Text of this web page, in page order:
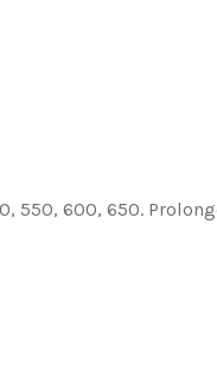
550, 600, 650.